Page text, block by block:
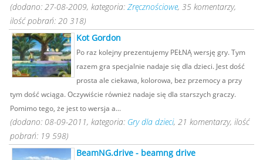
(dodano: 27-08-2009, kategoria: Zręcznościowe, 35 komentarzy,
ilość pobrań: 20 318)
Kot Gordon
Po raz kolejny prezentujemy PEŁNĄ wersję gry. Tym
razem gra specjalnie nadaje się dla dzieci. Jest dość
prosta ale ciekawa, kolorowa, bez przemocy a przy
tym dość wciąga. Oczywiście również nadaje się dla starszych graczy.
Pomimo tego, że jest to wersja a...
(dodano: 08-09-2011, kategoria: Gry dla dzieci, 21 komentarzy, ilość
pobrań: 19 598)
BeamNG.drive - beamng drive